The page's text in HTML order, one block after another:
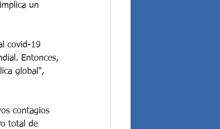
un
covid-19
Entonces,
global",
contagios
total de